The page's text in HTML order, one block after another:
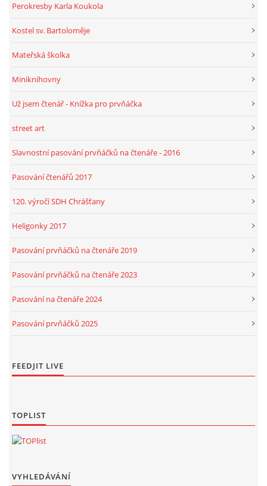
Perokresby Karla Koukola
Kostel sv. Bartoloměje
Mateřská školka
Miniknihovny
Už jsem čtenář - Knížka pro prvňáčka
street art
Slavnostní pasování prvňáčků na čtenáře - 2016
Pasování čtenářů 2017
120. výročí SDH Chrášťany
Heligonky 2017
Pasování prvňáčků na čtenáře 2019
Pasování prvňáčků na čtenáře 2023
Pasování na čtenáře 2024
Pasování prvňáčků 2025
FEEDJIT LIVE
TOPLIST
VYHLEDÁVÁNÍ